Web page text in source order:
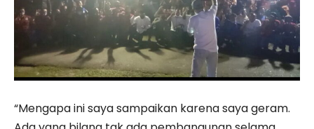
“Mengapa ini saya sampaikan karena saya geram.